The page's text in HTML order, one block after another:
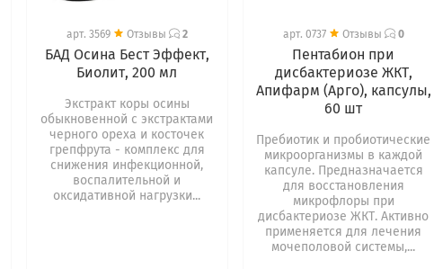
арт. 3569 Отзывы 2
БАД Осина Бест Эффект,
Биолит, 200 мл
Экстракт коры осины
обыкновенной с экстрактами
черного ореха и косточек
грепфрута - комплекс для
снижения инфекционной,
воспалительной и
оксидативной нагрузки...
арт. 0737 Отзывы 0
Пентабион при
дисбактериозе ЖКТ,
Апифарм (Арго), капсулы,
60 шт
Пребиотик и пробиотические
микроорганизмы в каждой
капсуле. Предназначается
для восстановления
микрофлоры при
дисбактериозе ЖКТ. Активно
применяется для лечения
мочеполовой системы,...